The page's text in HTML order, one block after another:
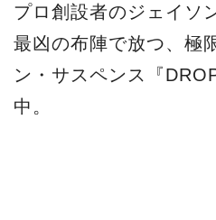
プロ創設者のジェイソ
最凶の布陣で放つ、極
ン・サスペンス『
中。